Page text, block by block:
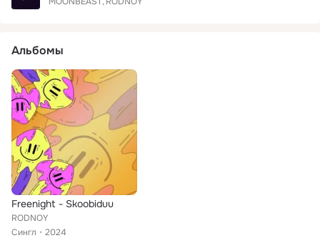
Альбомы
Freenight - Skoobiduu
RODNOY
Сингл
2024